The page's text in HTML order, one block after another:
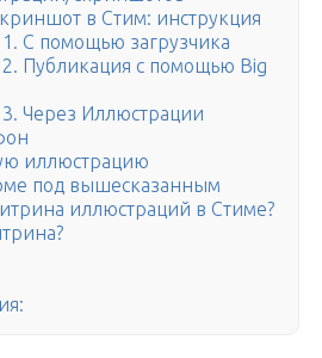
в Стим: инструкция
С помощью загрузчика
Публикация с помощью Big
Через Иллюстрации
иллюстрацию
под вышесказанным
иллюстраций в Стиме?